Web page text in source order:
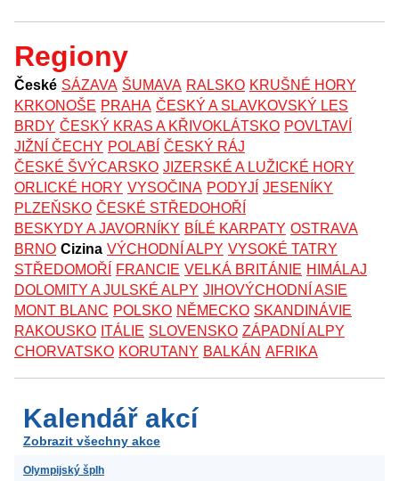
Regiony
České SÁZAVA ŠUMAVA RALSKO KRUŠNÉ HORY
KRKONOŠE PRAHA ČESKÝ A SLAVKOVSKÝ LES
BRDY ČESKÝ KRAS A KŘIVOKLÁTSKO POVLTAVÍ
JIŽNÍ ČECHY POLABÍ ČESKÝ RÁJ
ČESKÉ ŠVÝCARSKO JIZERSKÉ A LUŽICKÉ HORY
ORLICKÉ HORY VYSOČINA PODYJÍ JESENÍKY
PLZEŇSKO ČESKÉ STŘEDOHOŘÍ
BESKYDY A JAVORNÍKY BÍLÉ KARPATY OSTRAVA
BRNO Cizina VÝCHODNÍ ALPY VYSOKÉ TATRY
STŘEDOMOŘÍ
FRANCIE VELKÁ BRITÁNIE HIMÁLAJ
DOLOMITY A JULSKÉ ALPY JIHOVÝCHODNÍ ASIE
MONT BLANC POLSKO NĚMECKO SKANDINÁVIE
RAKOUSKO ITÁLIE SLOVENSKO ZÁPADNÍ ALPY
CHORVATSKO KORUTANY BALKÁN AFRIKA
Kalendář akcí
Zobrazit všechny akce
Olympijský šplh